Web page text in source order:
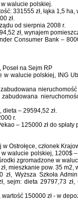
walucie polskiej.
331555 zł, łąka 1,5 ha,
zł.
od sierpnia 2008 r.
zł, wynajem
Consumer Bank –
na Sejm RP
walucie polskiej, ING
dieta – 29594,52 zł.
r.
– 125000 zł do spłaty
Ostrołęce, członek
walucie polskiej, 1200$
zgromadzone w
mieszkanie pow. 35 m2,
Wyższa Szkoła
sejm: dieta 29797,73
150000 zł - w